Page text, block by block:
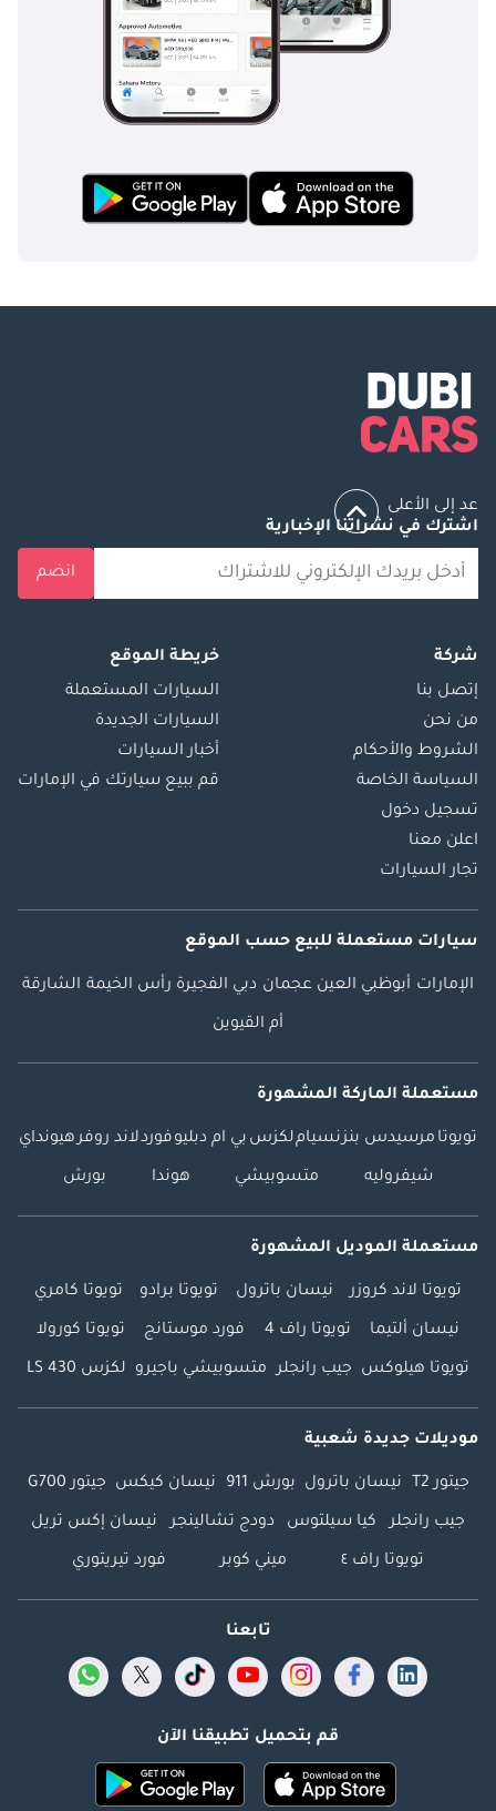
عد إلى الأعلى
اشترك في نشراتنا الإخبارية
انضم
شركة
إتصل بنا
من نحن
الشروط والأحكام
السياسة الخاصة
تسجيل دخول
اعلن معنا
تجار السيارات
خريطة الموقع
السيارات المستعملة
السيارات الجديدة
أخبار السيارات
قم ببيع سيارتك في الإمارات
سيارات مستعملة للبيع حسب الموقع
الإمارات أبوظبي العين عجمان دبي الفجيرة رأس الخيمة الشارقة
أم القيوين
مستعملة الماركة المشهورة
تويوتا مرسيدس بنزنسياملكزس بي ام دبليوفوردلاند روفرهيونداي
شيفروليه متسوبيشي هوندا بورش
مستعملة الموديل المشهورة
تويوتا لاند كروزر نيسان باترول تويوتا برادو تويوتا كامري
نيسان ألتيما تويوتا راف 4 فورد موستانج تويوتا كورولا
تويوتا هيلوكس جيب رانجلر متسوبيشي باجيرو لكزس LS 430
موديلات جديدة شعبية
جيتور T2 نيسان باترول بورش 911 نيسان كيكس جيتور G700
جيب رانجلر كيا سيلتوس دودج تشالينجر نيسان إكس تريل
تويوتا راف ٤ ميني كوبر فورد تيريتوري
تابعنا
قم بتحميل تطبيقنا الآن